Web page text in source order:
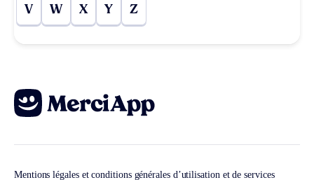
V W X Y Z
Mentions légales et conditions générales d’utilisation et de services